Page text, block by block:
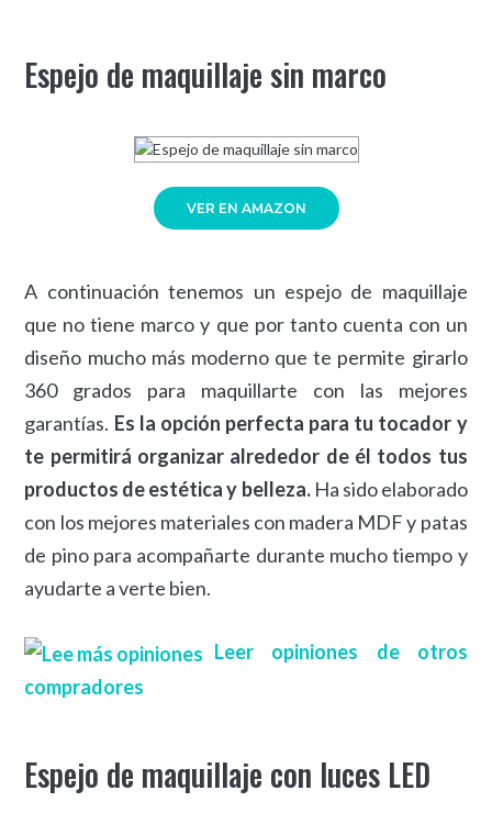
Espejo de maquillaje sin marco
VER EN AMAZON
A continuación tenemos un espejo de maquillaje
que no tiene marco y que por tanto cuenta con un
diseño mucho más moderno que te permite girarlo
360 grados para maquillarte con las mejores
garantías. Es la opción perfecta para tu tocador y
te permitirá organizar alrededor de él todos tus
productos de estética y belleza.Ha sido elaborado
con los mejores materiales con madera MDF y patas
de pino para acompañarte durante mucho tiempo y
ayudarte a verte bien.
Leer opiniones de otros
compradores
Espejo de maquillaje con luces LED